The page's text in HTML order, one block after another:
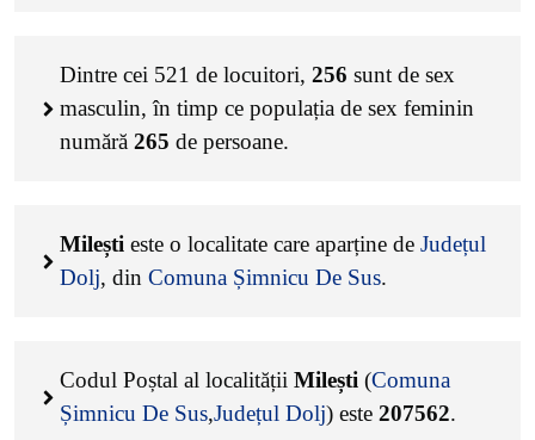
Dintre cei 521 de locuitori, 256 sunt de sex
masculin, în timp ce populația de sex feminin
numără 265 de persoane.
Milești este o localitate care aparține de Județul
Dolj, din Comuna Șimnicu De Sus.
Codul Poștal al localității Milești (Comuna
Șimnicu De Sus,Județul Dolj) este 207562.